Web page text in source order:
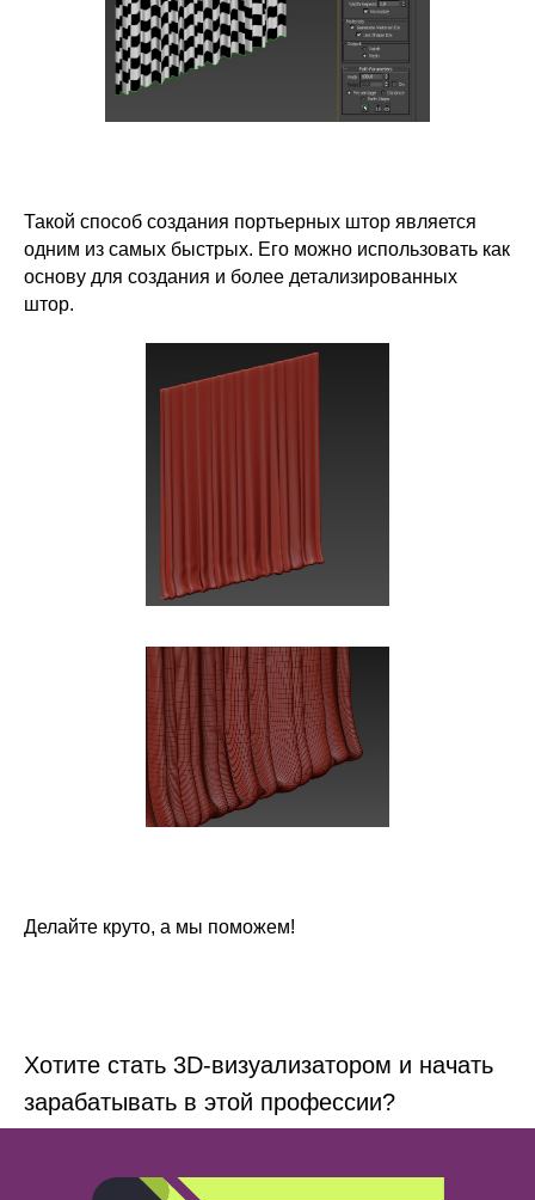
Такой способ создания портьерных штор является
одним из самых быстрых. Его можно использовать как
основу для создания и более детализированных
штор.
Делайте круто, а мы поможем!
Хотите стать 3D-визуализатором и начать
зарабатывать в этой профессии?
Дополнительная общеобразовательная программа
Согласие на получение информационной и рекламной рассылки
Согласие на обработку персональных данных
Согласие на обработку файлов cookie
Политика обработки персональных данных
ИП Кондрашина Алла Александровна
admin@ok-visual.ru